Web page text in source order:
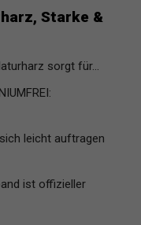
Starke &
sorgt für...
sich leicht auftragen
ist offizieller